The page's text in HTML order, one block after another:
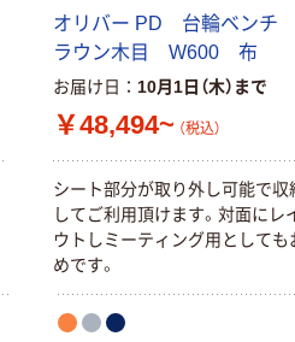
オリバー PD 台輪ベンチ
ラウン木目 W600 布
お届け日 10月1日（木）まで
￥48,494~ （税込）
シート部分が取り外し可能で収
してご利用頂けます。対面にレ
ウトしミーティング用としても
めです。
100μ（ミクロン）
￥458~ （税込）
本気プライス
アスクル はたら
く ふせん
50×15mm
￥386~ （税込）
本気プライス
ペーパータオル
中判 再生紙
本気